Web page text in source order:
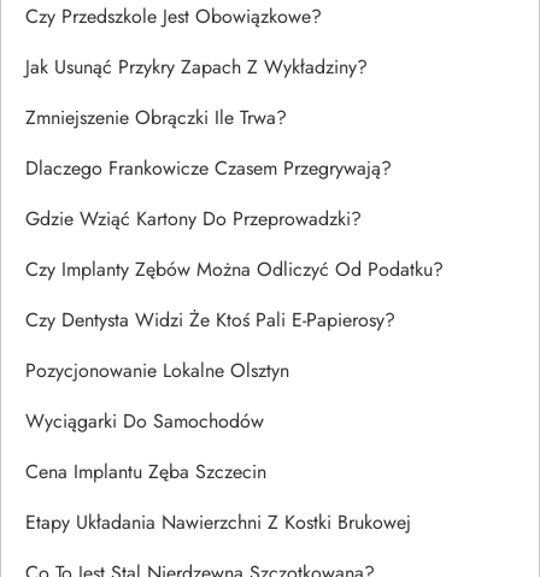
Czy Przedszkole Jest Obowiązkowe?
Jak Usunąć Przykry Zapach Z Wykładziny?
Zmniejszenie Obrączki Ile Trwa?
Dlaczego Frankowicze Czasem Przegrywają?
Gdzie Wziąć Kartony Do Przeprowadzki?
Czy Implanty Zębów Można Odliczyć Od Podatku?
Czy Dentysta Widzi Że Ktoś Pali E-Papierosy?
Pozycjonowanie Lokalne Olsztyn
Wyciągarki Do Samochodów
Cena Implantu Zęba Szczecin
Etapy Układania Nawierzchni Z Kostki Brukowej